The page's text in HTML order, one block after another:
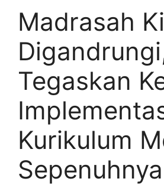
Madrasah
Tegaskan
Kurikulum
Sepenuhnya